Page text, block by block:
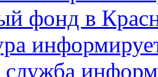
фонд в
служба